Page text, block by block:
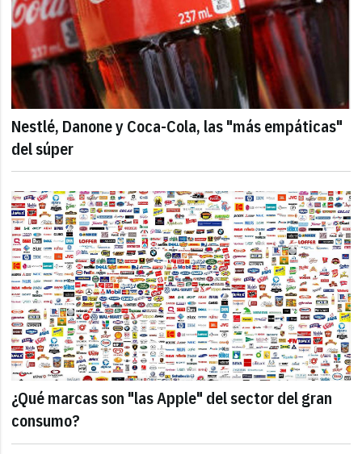
Nestlé, Danone y Coca-Cola, las "más empáticas"
del súper
¿Qué marcas son "las Apple" del sector del gran
consumo?